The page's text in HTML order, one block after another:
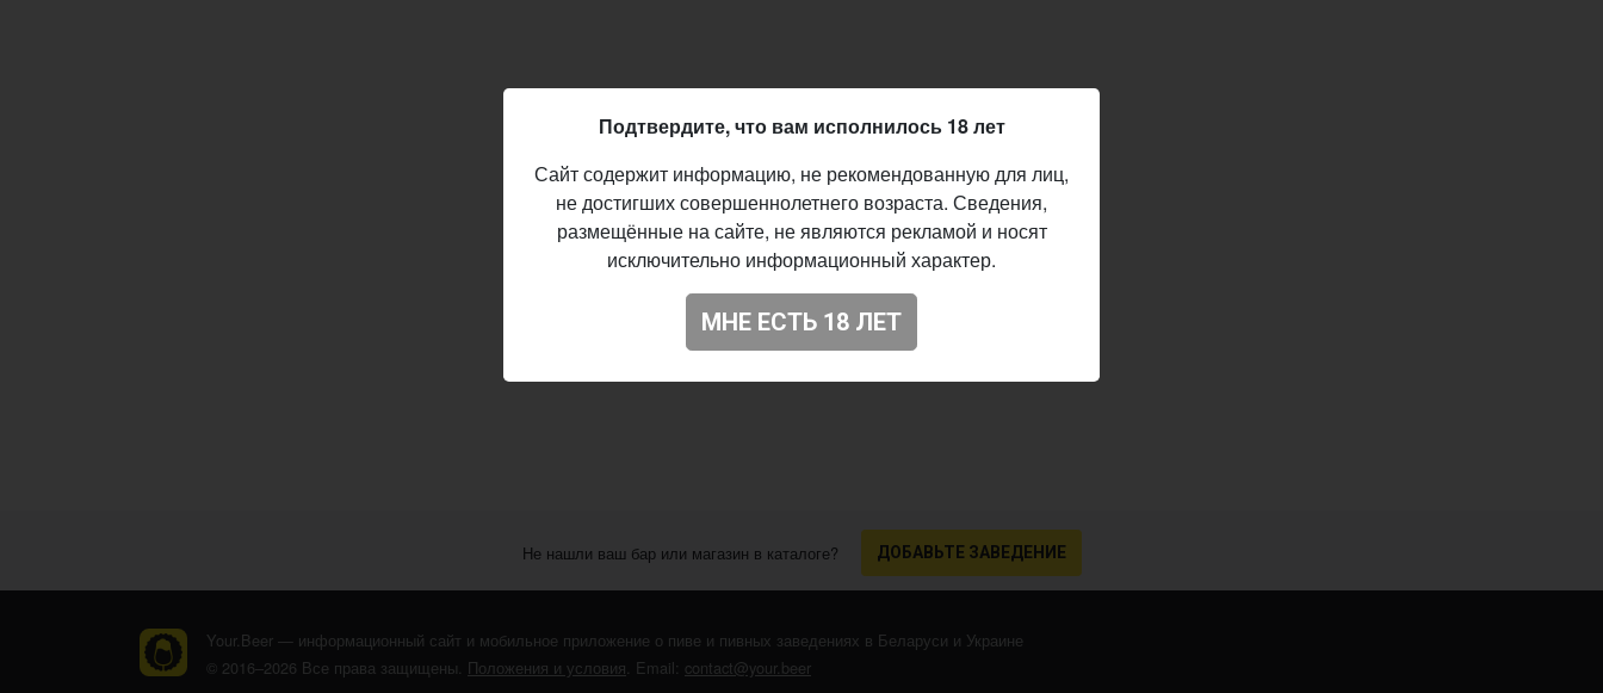
Не нашли ваш бар или магазин в каталоге? ДОБАВЬТЕ ЗАВЕДЕНИЕ
Your.Beer — информационный сайт и мобильное приложение о пиве и пивных заведениях в Беларуси и Украине
© 2016–2026 Все права защищены. Положения и условия. Email: contact@your.beer
Подтвердите, что вам исполнилось 18 лет
Сайт содержит информацию, не рекомендованную для лиц,
не достигших совершеннолетнего возраста. Сведения,
размещённые на сайте, не являются рекламой и носят
исключительно информационный характер.
МНЕ ЕСТЬ 18 ЛЕТ